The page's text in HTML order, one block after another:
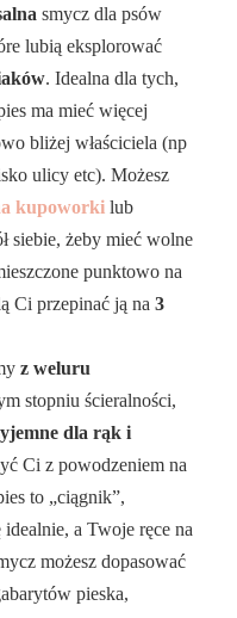
smycz dla psów
lubią eksplorować
. Idealna dla tych,
ma mieć więcej
bliżej właściciela (np
ulicy etc). Możesz
kupoworki lub
siebie, żeby mieć wolne
punktowo na
Ci przepinać ją na3
z weluru
stopniu ścieralności,
dla rąk i
Ci z powodzeniem na
to „ciągnik”,
a Twoje ręce na
możesz dopasować
pieska,